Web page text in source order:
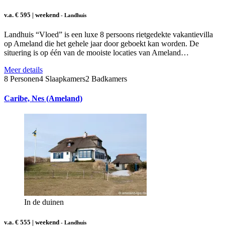
v.a. € 595 | weekend - Landhuis
Landhuis “Vloed” is een luxe 8 persoons rietgedekte vakantievilla
op Ameland die het gehele jaar door geboekt kan worden. De
situering is op één van de mooiste locaties van Ameland…
Meer details
8 Personen4 Slaapkamers2 Badkamers
Caribe, Nes (Ameland)
In de duinen
v.a. € 555 | weekend - Landhuis